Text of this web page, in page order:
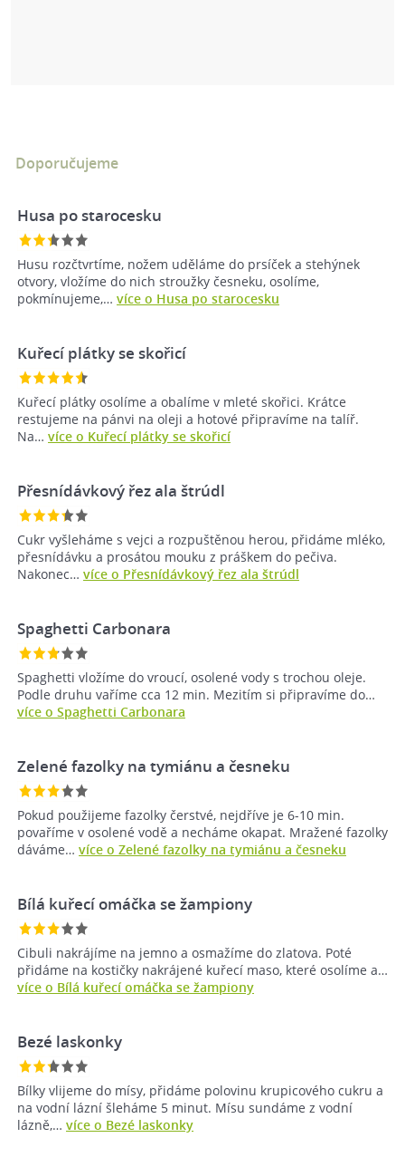
Doporučujeme
Husa po starocesku
Husu rozčtvrtíme, nožem uděláme do prsíček a stehýnek
otvory, vložíme do nich stroužky česneku, osolíme,
pokmínujeme,… více o Husa po starocesku
Kuřecí plátky se skořicí
Kuřecí plátky osolíme a obalíme v mleté skořici. Krátce
restujeme na pánvi na oleji a hotové připravíme na talíř.
Na… více o Kuřecí plátky se skořicí
Přesnídávkový řez ala štrúdl
Cukr vyšleháme s vejci a rozpuštěnou herou, přidáme mléko,
přesnídávku a prosátou mouku z práškem do pečiva.
Nakonec… více o Přesnídávkový řez ala štrúdl
Spaghetti Carbonara
Spaghetti vložíme do vroucí, osolené vody s trochou oleje.
Podle druhu vaříme cca 12 min. Mezitím si připravíme do…
více o Spaghetti Carbonara
Zelené fazolky na tymiánu a česneku
Pokud použijeme fazolky čerstvé, nejdříve je 6-10 min.
povaříme v osolené vodě a necháme okapat. Mražené fazolky
dáváme… více o Zelené fazolky na tymiánu a česneku
Bílá kuřecí omáčka se žampiony
Cibuli nakrájíme na jemno a osmažíme do zlatova. Poté
přidáme na kostičky nakrájené kuřecí maso, které osolíme a…
více o Bílá kuřecí omáčka se žampiony
Bezé laskonky
Bílky vlijeme do mísy, přidáme polovinu krupicového cukru a
na vodní lázní šleháme 5 minut. Mísu sundáme z vodní
lázně,… více o Bezé laskonky